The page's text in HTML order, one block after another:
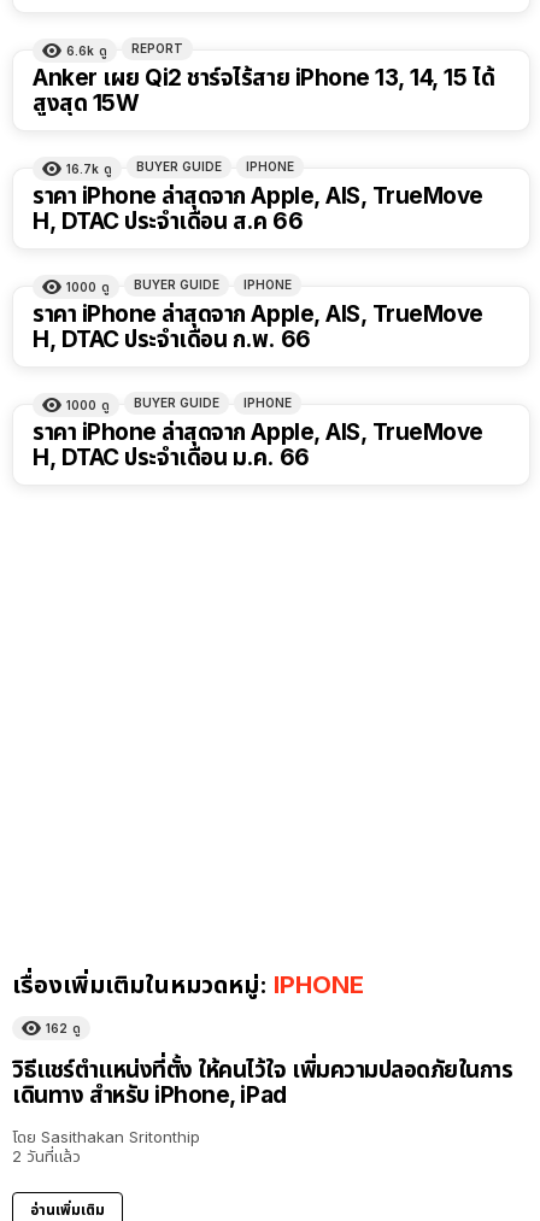
6.6k ดู REPORT
Anker เผย Qi2 ชาร์จไร้สาย iPhone 13, 14, 15 ได้
สูงสุด 15W
16.7k ดู BUYER GUIDE IPHONE
ราคา iPhone ล่าสุดจาก Apple, AIS, TrueMove
H, DTAC ประจำเดือน ส.ค 66
1000 ดู BUYER GUIDE IPHONE
ราคา iPhone ล่าสุดจาก Apple, AIS, TrueMove
H, DTAC ประจำเดือน ก.พ. 66
1000 ดู BUYER GUIDE IPHONE
ราคา iPhone ล่าสุดจาก Apple, AIS, TrueMove
H, DTAC ประจำเดือน ม.ค. 66
เรื่องเพิ่มเติมในหมวดหมู่: IPHONE
162 ดู
วิธีแชร์ตำแหน่งที่ตั้ง ให้คนไว้ใจ เพิ่มความปลอดภัยในการ
เดินทาง สำหรับ iPhone, iPad
โดย Sasithakan Sritonthip
2 วันที่แล้ว
อ่านเพิ่มเติม